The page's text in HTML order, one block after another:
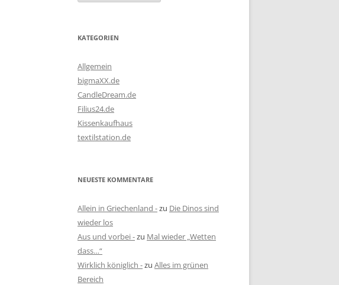
KATEGORIEN
Allgemein
bigmaXX.de
CandleDream.de
Filius24.de
Kissenkaufhaus
textilstation.de
NEUESTE KOMMENTARE
Allein in Griechenland -zu Die Dinos sind
wieder los
Aus und vorbei -zu Mal wieder „Wetten
dass…“
Wirklich königlich -zu Alles im grünen
Bereich